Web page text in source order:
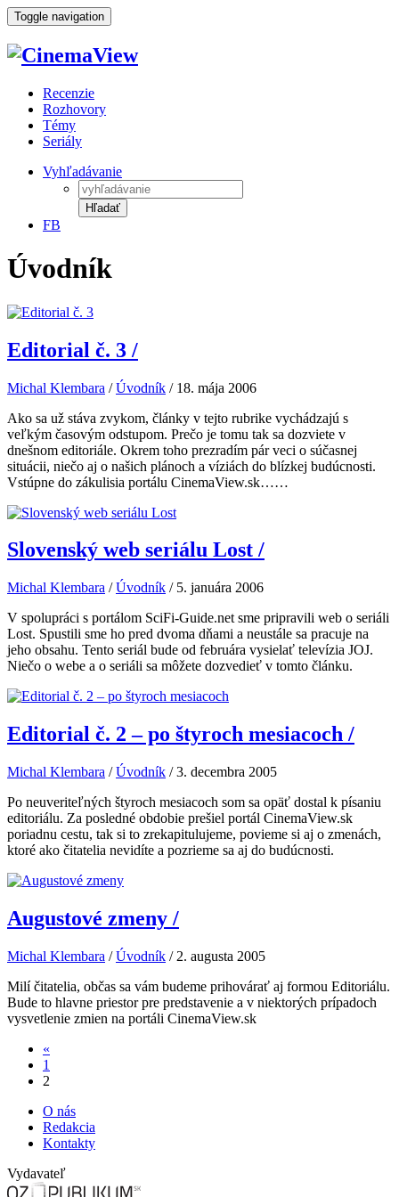
Toggle navigation
Recenzie
Rozhovory
Témy
Seriály
Vyhľadávanie
Hľadať
FB
Úvodník
Editorial č. 3 /
Michal Klembara /Úvodník / 18. mája 2006
Ako sa už stáva zvykom, články v tejto rubrike vychádzajú s
veľkým časovým odstupom. Prečo je tomu tak sa dozviete v
dnešnom editoriále. Okrem toho prezradím pár veci o súčasnej
situácii, niečo aj o našich plánoch a víziách do blízkej budúcnosti.
Vstúpne do zákulisia portálu CinemaView.sk……
Slovenský web seriálu Lost /
Michal Klembara /Úvodník / 5. januára 2006
V spolupráci s portálom SciFi-Guide.net sme pripravili web o seriáli
Lost. Spustili sme ho pred dvoma dňami a neustále sa pracuje na
jeho obsahu. Tento seriál bude od februára vysielať televízia JOJ.
Niečo o webe a o seriáli sa môžete dozvedieť v tomto článku.
Editorial č. 2 – po štyroch mesiacoch /
Michal Klembara /Úvodník /3. decembra 2005
Po neuveriteľných štyroch mesiacoch som sa opäť dostal k písaniu
editoriálu. Za posledné obdobie prešiel portál CinemaView.sk
poriadnu cestu, tak si to zrekapitulujeme, povieme si aj o zmenách,
ktoré ako čitatelia nevidíte a pozrieme sa aj do budúcnosti.
Augustové zmeny /
Michal Klembara /Úvodník / 2. augusta 2005
Milí čitatelia, občas sa vám budeme prihovárať aj formou Editoriálu.
Bude to hlavne priestor pre predstavenie a v niektorých prípadoch
vysvetlenie zmien na portáli CinemaView.sk
«
1
2
O nás
Redakcia
Kontakty
Vydavateľ